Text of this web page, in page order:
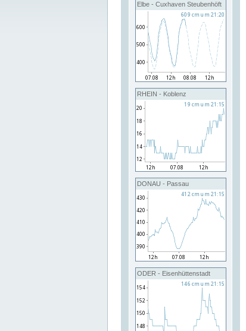
Elbe - Cuxhaven Steubenhöft
RHEIN - Koblenz
DONAU - Passau
ODER - Eisenhüttenstadt